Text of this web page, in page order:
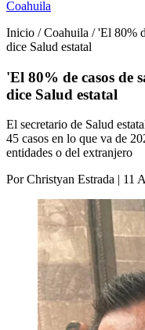
Coahuila
Inicio / Coahuila / 'El 80%
dice Salud estatal
'El 80% de casos de
dice Salud estatal
El secretario de Salud
45 casos en lo que va de
entidades o del extranjero
Por Christyan Estrada | 11